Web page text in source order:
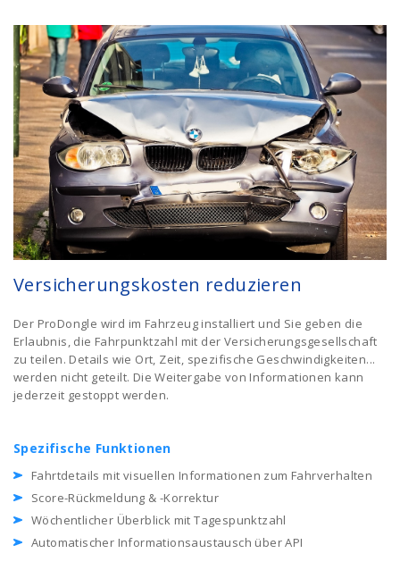
Versicherungskosten reduzieren
Der ProDongle wird im Fahrzeug installiert und Sie geben die
Erlaubnis, die Fahrpunktzahl mit der Versicherungsgesellschaft
zu teilen. Details wie Ort, Zeit, spezifische Geschwindigkeiten...
werden nicht geteilt. Die Weitergabe von Informationen kann
jederzeit gestoppt werden.
Spezifische Funktionen
Fahrtdetails mit visuellen Informationen zum Fahrverhalten
Score-Rückmeldung & -Korrektur
Wöchentlicher Überblick mit Tagespunktzahl
Automatischer Informationsaustausch über API